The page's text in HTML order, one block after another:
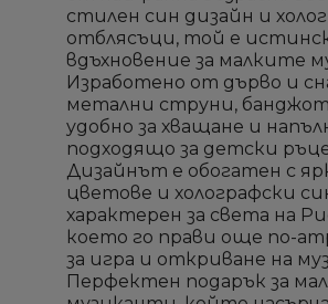
Създай списък
Sign in
Необходимо е да влезете с във
Създай списък
Sign in
Необходимо е да влезете с във
стилен син дизайн и
отблясъци, той е
вдъхновение за малките
Изработено от дърво и
метални струни,
удобно за хващане и
подходящо за детски
Дизайнът е обогатен с
цветове и холографски
характерен за света на
което го прави още по-
за игра и откриване на
Перфектен подарък за